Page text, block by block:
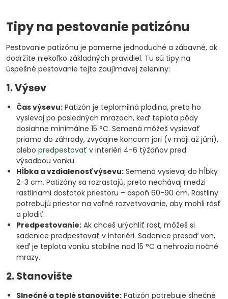
Tipy na pestovanie patizónu
Pestovanie patizónu je pomerne jednoduché a zábavné, ak
dodržíte niekoľko základných pravidiel. Tu sú tipy na
úspešné pestovanie tejto zaujímavej zeleniny:
1. Výsev
Čas výsevu: Patizón je teplomilná plodina, preto ho
vysievaj po posledných mrazoch, keď teplota pôdy
dosiahne minimálne 15 °C. Semená môžeš vysievať
priamo do záhrady, zvyčajne koncom jari (v máji až júni),
alebo predpestovať v interiéri 4-6 týždňov pred
výsadbou vonku.
Hĺbka a vzdialenosť výsevu: Semená vysievaj do hĺbky
2-3 cm. Patizóny sa rozrastajú, preto nechávaj medzi
rastlinami dostatok priestoru – aspoň 60-90 cm. Rastliny
potrebujú priestor na voľné rozvetvovanie, aby mohli rásť
a plodiť.
Predpestovanie: Ak chceš urýchliť rast, môžeš si
sadenice predpestovať v interiéri. Sadenice presaď von,
keď je teplota vonku stabilne nad 15 °C a nehrozia nočné
mrazy.
2. Stanovište
Slnečné a teplé stanovište: Patizón potrebuje slnečné